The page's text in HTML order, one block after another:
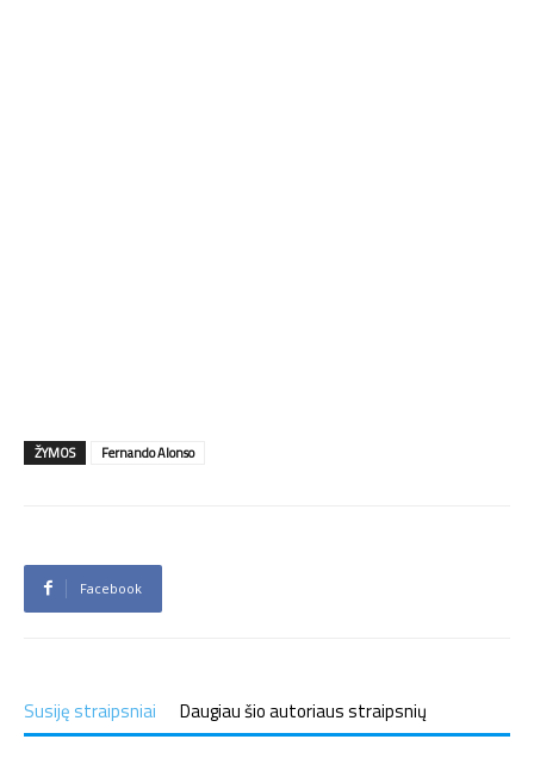
ŽYMOS Fernando Alonso
Facebook
Susiję straipsniai Daugiau šio autoriaus straipsnių